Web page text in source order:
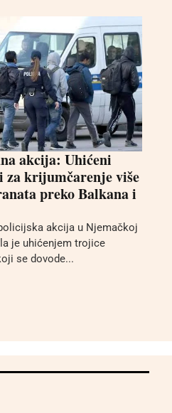
akcija: Uhićeni
za krijumčarenje više
preko Balkana i
akcija u Njemačkoj
je uhićenjem trojice
se dovode...